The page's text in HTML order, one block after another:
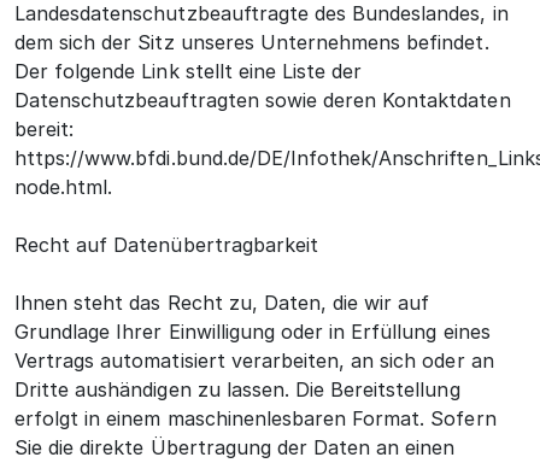
Landesdatenschutzbeauftragte des Bundeslandes, in
dem sich der Sitz unseres Unternehmens befindet.
Der folgende Link stellt eine Liste der
Datenschutzbeauftragten sowie deren Kontaktdaten
bereit:
https://www.bfdi.bund.de/DE/Infothek/
node.html.
Recht auf Datenübertragbarkeit
Ihnen steht das Recht zu, Daten, die wir auf
Grundlage Ihrer Einwilligung oder in Erfüllung eines
Vertrags automatisiert verarbeiten, an sich oder an
Dritte aushändigen zu lassen. Die Bereitstellung
erfolgt in einem maschinenlesbaren Format. Sofern
Sie die direkte Übertragung der Daten an einen